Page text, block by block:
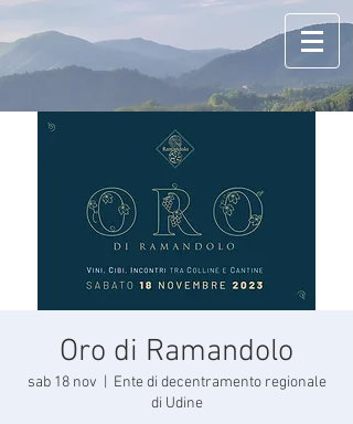
Oro di Ramandolo
sab 18 nov
Ente di decentramento regionale
di Udine